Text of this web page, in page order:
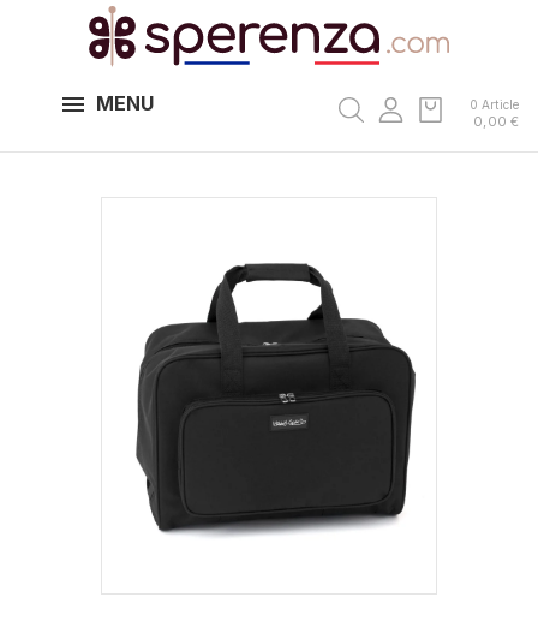
MENU 0 Article
0,00 €